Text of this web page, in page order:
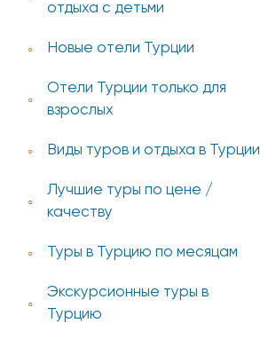
отдыха с детьми
Новые отели Турции
Отели Турции только для
взрослых
Виды туров и отдыха в Турции
Лучшие туры по цене /
качеству
Туры в Турцию по месяцам
Экскурсионные туры в
Турцию